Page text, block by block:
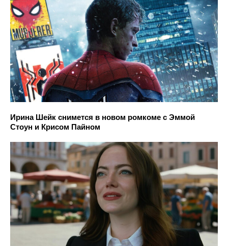
Ирина Шейк снимется в новом ромкоме с Эммой
Стоун и Крисом Пайном